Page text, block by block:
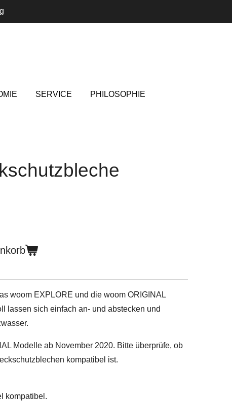
SERVICE PHILOSOPHIE
woom EXPLORE und die woom ORIGINAL
lassen sich einfach an- und abstecken und
Modelle ab November 2020. Bitte überprüfe, ob
kompatibel ist.
kompatibel.